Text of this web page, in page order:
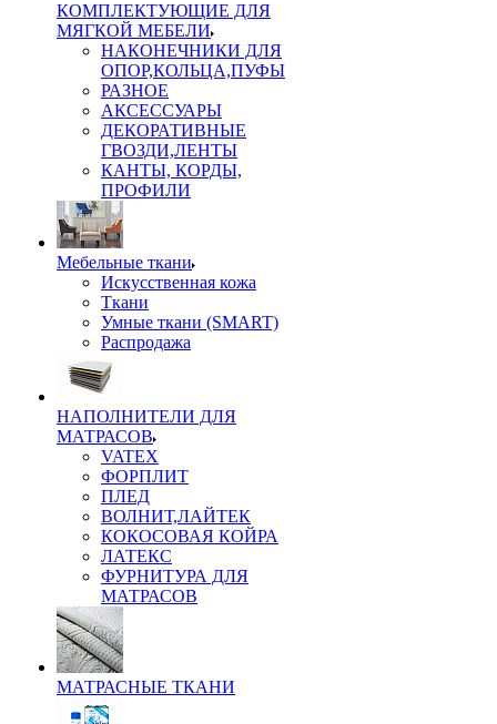
КОМПЛЕКТУЮЩИЕ ДЛЯ
МЯГКОЙ МЕБЕЛИ
НАКОНЕЧНИКИ ДЛЯ
ОПОР,КОЛЬЦА,ПУФЫ
РАЗНОЕ
АКСЕССУАРЫ
ДЕКОРАТИВНЫЕ
ГВОЗДИ,ЛЕНТЫ
КАНТЫ, КОРДЫ,
ПРОФИЛИ
Мебельные ткани
Искусственная кожа
Ткани
Умные ткани (SMART)
Распродажа
НАПОЛНИТЕЛИ ДЛЯ
МАТРАСОВ
VATEX
ФОРПЛИТ
ПЛЕД
ВОЛНИТ,ЛАЙТЕК
КОКОСОВАЯ КОЙРА
ЛАТЕКС
ФУРНИТУРА ДЛЯ
МАТРАСОВ
МАТРАСНЫЕ ТКАНИ